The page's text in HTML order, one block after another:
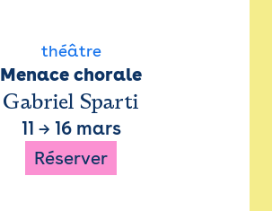
théâtre
Menace chorale
Gabriel Sparti
11 → 16 mars
Réserver